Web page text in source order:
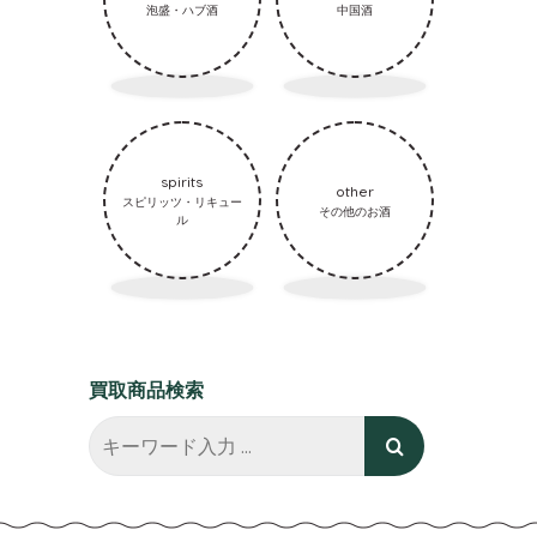
泡盛・ハブ酒 中国酒
spirits
スピリッツ・リキュー
ル
other
その他のお酒
買取商品検索